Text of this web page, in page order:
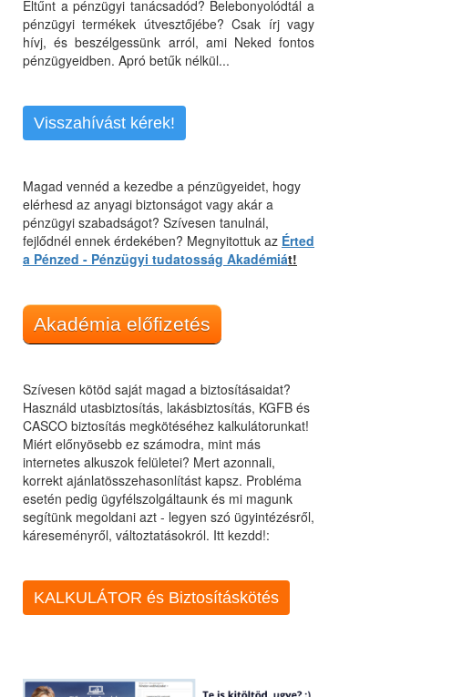
Eltűnt a pénzügyi tanácsadód? Belebonyolódtál a
pénzügyi termékek útvesztőjébe? Csak írj vagy
hívj, és beszélgessünk arról, ami Neked fontos
pénzügyeidben. Apró betűk nélkül...
Visszahívást kérek!
Magad vennéd a kezedbe a pénzügyeidet, hogy
elérhesd az anyagi biztonságot vagy akár a
pénzügyi szabadságot? Szívesen tanulnál,
fejlődnél ennek érdekében? Megnyitottuk az Érted
a Pénzed - Pénzügyi tudatosság Akadémiát!
Akadémia előfizetés
Szívesen kötöd saját magad a biztosításaidat?
Használd utasbiztosítás, lakásbiztosítás, KGFB és
CASCO biztosítás megkötéséhez kalkulátorunkat!
Miért előnyösebb ez számodra, mint más
internetes alkuszok felületei? Mert azonnali,
korrekt ajánlatösszehasonlítást kapsz. Probléma
esetén pedig ügyfélszolgáltaunk és mi magunk
segítünk megoldani azt - legyen szó ügyintézésről,
káreseményről, változtatásokról. Itt kezdd!:
KALKULÁTOR és Biztosításkötés